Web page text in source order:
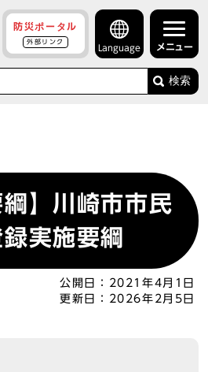
防災ポータル
外部リンク
Language メニュー
検索
綱】川崎市市民
実施要綱
公開日：
2021年4月1日
更新日：
2026年2月5日